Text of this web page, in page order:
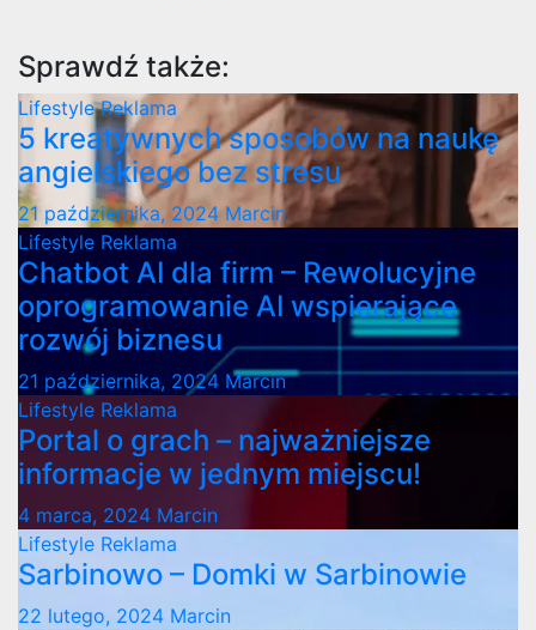
Sprawdź także:
LifestyleReklama
5 kreatywnych sposobów na naukę
angielskiego bez stresu
21 października, 2024 Marcin
Lifestyle Reklama
Chatbot AI dla firm – Rewolucyjne
oprogramowanie AI wspierające
rozwój biznesu
21 października, 2024 Marcin
Lifestyle Reklama
Portal o grach – najważniejsze
informacje w jednym miejscu!
4 marca, 2024 Marcin
Lifestyle Reklama
Sarbinowo – Domki w Sarbinowie
22 lutego, 2024 Marcin